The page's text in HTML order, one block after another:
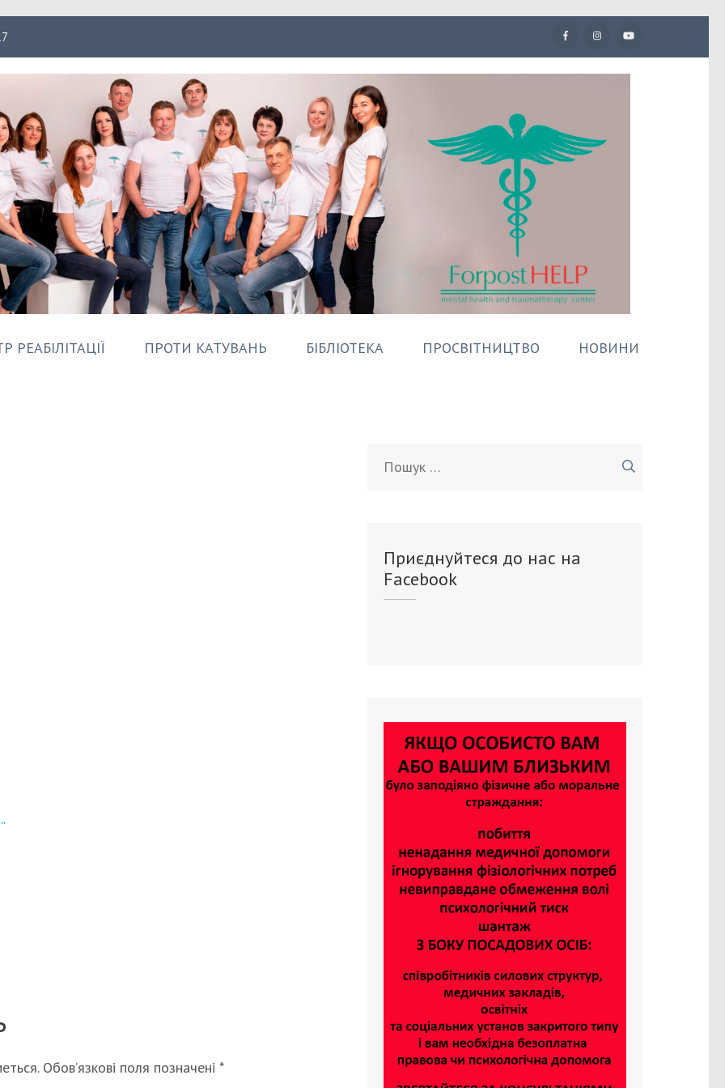
РЕАБІЛІТАЦІЇ ПРОТИ КАТУВАНЬ БІБЛІОТЕКА ПРОСВІТНИЦТВО НОВИНИ
Обов’язкові поля позначені *
Приєднуйтеся до нас на
Facebook